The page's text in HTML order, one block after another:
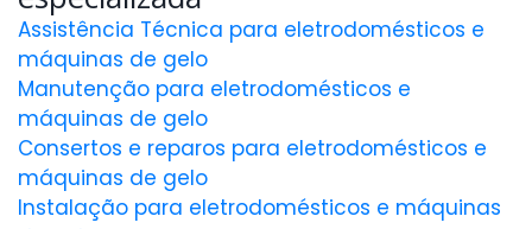
Assistência Técnica para eletrodomésticos e
máquinas de gelo
Manutenção para eletrodomésticos e
máquinas de gelo
Consertos e reparos para eletrodomésticos e
máquinas de gelo
Instalação para eletrodomésticos e máquinas